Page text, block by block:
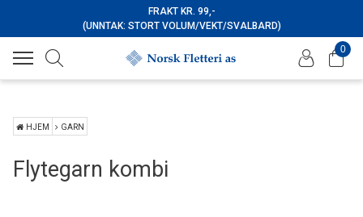
FRAKT KR. 99,-
(UNNTAK: STORT VOLUM/VEKT/SVALBARD)
0
HJEM GARN
Flytegarn kombi